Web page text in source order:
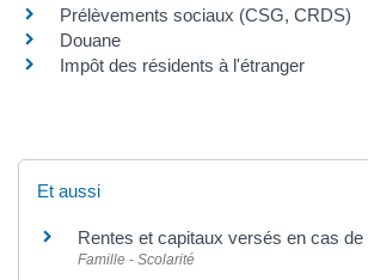
Prélèvements sociaux (CSG, CRDS)
Douane
Impôt des résidents à l'étranger
Et aussi
Rentes et capitaux versés en cas de
Famille - Scolarité